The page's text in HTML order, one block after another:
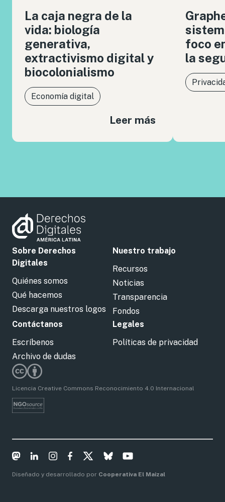
La caja negra de la
vida: biología
generativa,
extractivismo digital y
biocolonialismo
Economía digital
Leer más
foco
la
Sobre Derechos
Digitales
Quiénes somos
Qué hacemos
Descarga nuestros logos
Nuestro trabajo
Recursos
Noticias
Transparencia
Fondos
Contáctanos
Escríbenos
Archivo de dudas
Legales
Políticas de privacidad
Licencia Creative Commons Reconocimiento 4.0 Internacional
Diseñado y desarrollado por Cooperativa El Maizal